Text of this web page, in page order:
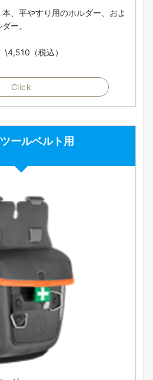
、平やすり用のホルダー、およ
ー。
（税込）
Click
ールベルト用